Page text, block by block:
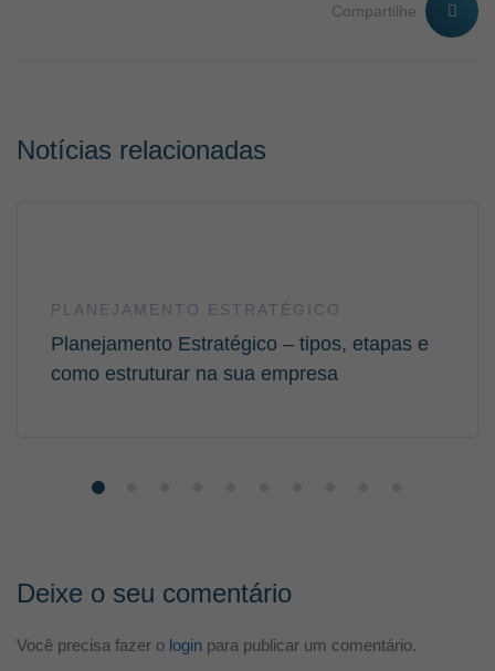
Compartilhe
Notícias relacionadas
PLANEJAMENTO ESTRATÉGICO
Planejamento Estratégico – tipos, etapas e
como estruturar na sua empresa
Deixe o seu comentário
Você precisa fazer o login para publicar um comentário.